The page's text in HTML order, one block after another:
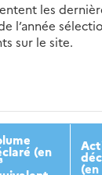
les
l’année
sur le site.
2014
(en
(en